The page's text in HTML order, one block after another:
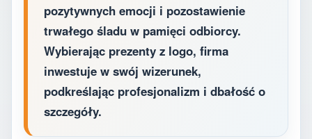
pozytywnych emocji i pozostawienie
trwałego śladu w pamięci odbiorcy.
Wybierając prezenty z logo, firma
inwestuje w swój wizerunek,
podkreślając profesjonalizm i dbałość o
szczegóły.